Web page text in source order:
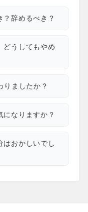
？辞めるべき？
どうしてもやめ
りましたか？
になりますか？
はおかしいでし